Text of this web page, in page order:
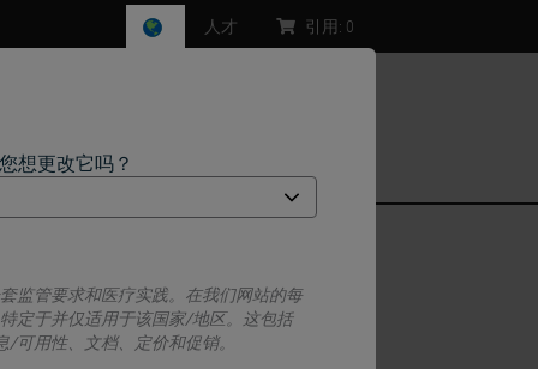
想更改它吗？
监管要求和医疗实践。在我们网站的每
定于并仅适用于该国家/地区。这包括
/可用性、文档、定价和促销。
人才 引用: 0
有的管状是在打印过程中顺利输出无